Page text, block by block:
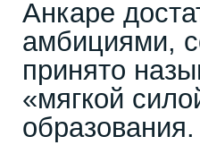
Анкаре
амбициями,
принято
«мягкой
образования.